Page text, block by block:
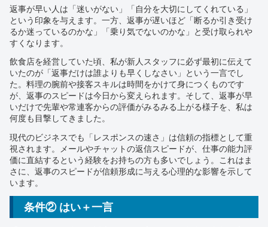
返事が早い人は「迷いがない」「自分を大切にしてくれている」
という印象を与えます。一方、返事が遅いほど「断るか引き受け
るか迷っているのかな」「乗り気でないのかな」と受け取られや
すくなります。
飲食店を経営していた頃、私が新人スタッフに必ず最初に伝えて
いたのが「返事だけは誰よりも早くしなさい」という一言でし
た。料理の腕前や接客スキルは時間をかけて身につくものです
が、返事のスピードは今日から変えられます。そして、返事が早
いだけで先輩や常連客からの評価がみるみる上がる様子を、私は
何度も目撃してきました。
現代のビジネスでも「レスポンスの速さ」は信頼の指標として重
視されます。メールやチャットの返信スピードが、仕事の能力評
価に直結するという経験をお持ちの方も多いでしょう。これはま
さに、返事のスピードが信頼形成に与える心理的な影響を示して
います。
条件② はい＋一言